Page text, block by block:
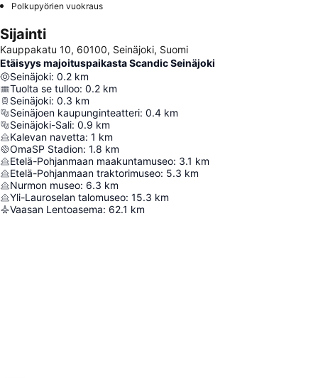
Polkupyörien vuokraus
Sijainti
Kauppakatu 10, 60100, Seinäjoki, Suomi
Etäisyys majoituspaikasta Scandic Seinäjoki
Seinäjoki: 0.2 km
Tuolta se tulloo: 0.2 km
Seinäjoki: 0.3 km
Seinäjoen kaupunginteatteri: 0.4 km
Seinäjoki-Sali: 0.9 km
Kalevan navetta: 1 km
OmaSP Stadion: 1.8 km
Etelä-Pohjanmaan maakuntamuseo: 3.1 km
Etelä-Pohjanmaan traktorimuseo: 5.3 km
Nurmon museo: 6.3 km
Yli-Lauroselan talomuseo: 15.3 km
Vaasan Lentoasema: 62.1 km